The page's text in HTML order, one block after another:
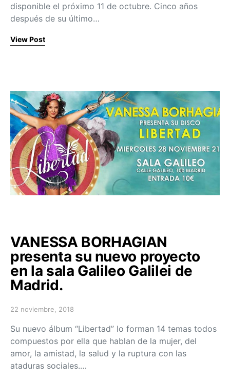
disponible el próximo 11 de octubre. Cinco años
después de su último…
View Post
VANESSA BORHAGIAN
presenta su nuevo proyecto
en la sala Galileo Galilei de
Madrid.
Posted on
22 noviembre, 2018
Su nuevo álbum “Libertad” lo forman 14 temas todos
compuestos por ella que hablan de la mujer, del
amor, la amistad, la salud y la ruptura con las
ataduras sociales.…